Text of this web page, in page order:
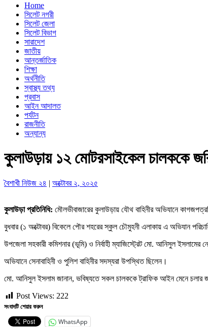
Home
সিলেট নগরী
সিলেট জেলা
সিলেট বিভাগ
সারাদেশ
জাতীয়
আন্তর্জাতিক
শিক্ষা
অর্থনীতি
স্বাস্থ্য তথ্য
প্রবাস
আইন আদালত
পর্যটন
রাজনীতি
অন্যান্য
কুলাউড়ায় ১২ মোটরসাইকেল চালককে
বৈশাখী নিউজ ২৪ | অক্টোবর ২, ২০২৫
কুলাউড়া প্রতিনিধি: মৌলভীবাজারের কুলাউড়ায় যৌথ বাহিনীর অভিযানে
বুধবার (১ অক্টোবর) বিকেলে পৌর শহরের স্কুল চৌমুহনী এলাকায় এ অভিযান
উপজেলা সহকারী কমিশনার (ভূমি) ও নির্বাহী ম্যাজিস্ট্রেট মো. আনিসুল
অভিযানে সেনাবাহিনী ও পুলিশ বাহিনীর সদস্যরা উপস্থিত ছিলেন।
মো. আনিসুল ইসলাম জানান, ভবিষ্যতে সকল চালককে ট্রাফিক আইন মেনে চলার
Post Views: 222
সংবাদটি শেয়ার করুন
WhatsApp